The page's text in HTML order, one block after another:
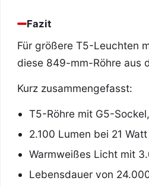
Fazit
Für größere T5-Leuchten
diese 849-mm-Röhre aus
Kurz zusammengefasst:
T5-Röhre mit G5-
2.100 Lumen bei 21
Warmweißes Licht mit
Lebensdauer von